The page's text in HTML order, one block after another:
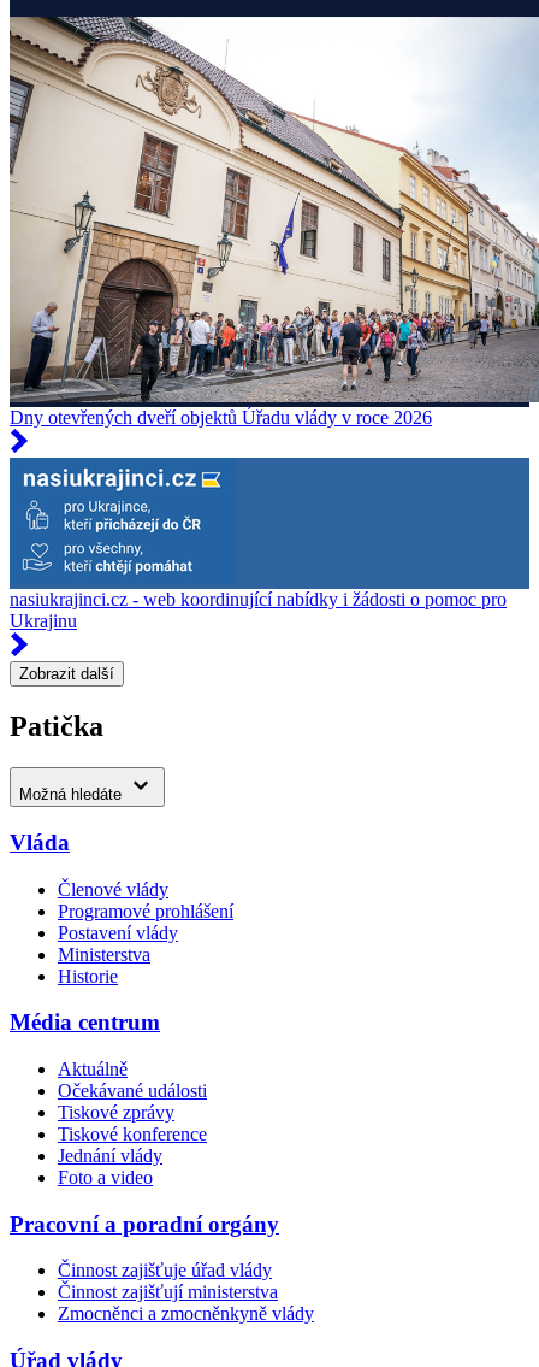
Dny otevřených dveří objektů Úřadu vlády v roce 2026
nasiukrajinci.cz - web koordinující nabídky i žádosti o pomoc pro
Ukrajinu
Zobrazit další
Patička
Možná hledáte
Vláda
Členové vlády
Programové prohlášení
Postavení vlády
Ministerstva
Historie
Média centrum
Aktuálně
Očekávané události
Tiskové zprávy
Tiskové konference
Jednání vlády
Foto a video
Pracovní a poradní orgány
Činnost zajišťuje úřad vlády
Činnost zajišťují ministerstva
Zmocněnci a zmocněnkyně vlády
Úřad vlády